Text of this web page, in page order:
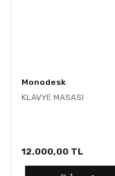
Monodesk
KLAVYE MASASI
12.000,00 TL